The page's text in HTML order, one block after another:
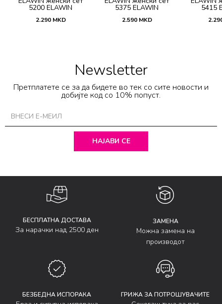
5200 ELAWIN
2.290 MKD
5375 ELAWIN
2.590 MKD
5415
Newsletter
Претплатете се за да бидете во тек со сите новости и
добијте код со 10% попуст.
НАЈАВИ СЕ
БЕСПЛАТНА ДОСТАВА
За нарачки над 2500 ден
ЗАМЕНА
Можна замена на
производот
БЕЗБЕДНА ИСПОРАКА ГРИЖА ЗА ПОТРОШУВАЧИТЕ